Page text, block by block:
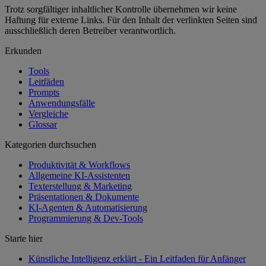
Trotz sorgfältiger inhaltlicher Kontrolle übernehmen wir keine
Haftung für externe Links. Für den Inhalt der verlinkten Seiten sind
ausschließlich deren Betreiber verantwortlich.
Erkunden
Tools
Leitfäden
Prompts
Anwendungsfälle
Vergleiche
Glossar
Kategorien durchsuchen
Produktivität & Workflows
Allgemeine KI-Assistenten
Texterstellung & Marketing
Präsentationen & Dokumente
KI-Agenten & Automatisierung
Programmierung & Dev-Tools
Starte hier
Künstliche Intelligenz erklärt - Ein Leitfaden für Anfänger